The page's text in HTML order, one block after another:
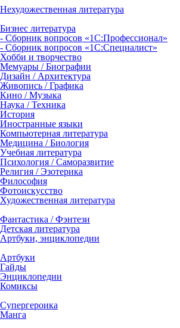
Нехудожественная литература
Бизнес литература
- Сборник вопросов «1С:Профессионал»
- Сборник вопросов «1С:Специалист»
Хобби и творчество
Мемуары / Биографии
Дизайн / Архитектура
Живопись / Графика
Кино / Музыка
Наука / Техника
История
Иностранные языки
Компьютерная литература
Медицина / Биология
Учебная литература
Психология / Саморазвитие
Религия / Эзотерика
Философия
Фотоискусство
Художественная литература
Фантастика / Фэнтези
Детская литература
Артбуки, энциклопедии
Артбуки
Гайды
Энциклопедии
Комиксы
Супергероика
Манга